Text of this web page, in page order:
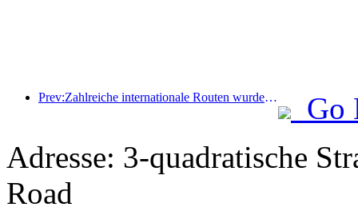
Prev:Zahlreiche internationale Routen wurden kürzlich eröffnet und ausgebaut
Go
Adresse: 3-quadratische
Road